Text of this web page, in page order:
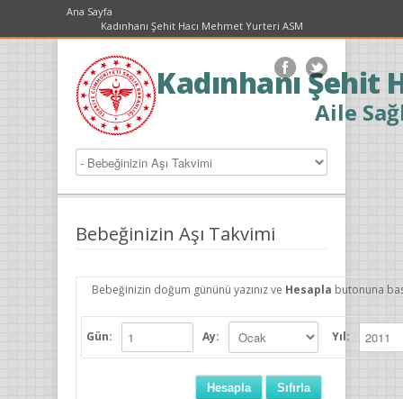
Ana Sayfa
Kadınhanı Şehit Hacı Mehmet Yurteri ASM
Kadınhanı Şehit
Aile
Bebeğinizin Aşı Takvimi
Bebeğinizin doğum gününü yazınız ve Hesapla butonuna
Gün: Ay: Yıl: